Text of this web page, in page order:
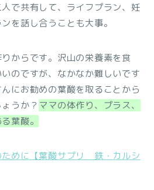
で共有して、ライフプラン、妊
を話し合うことも大事。
からです。沢山の栄養素を食
のですが、なかなか難しいです
にお勧めの葉酸を取ることから
うか？ ママの体作り、プラス、
葉酸。
ために【葉酸サプリ 鉄・カルシ